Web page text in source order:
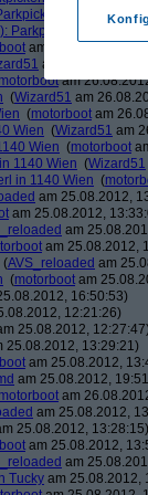
in 1140 Wien
Parkpickerl in 1140
am 26.08.2012,
am 26.08.2012,
motorbootam
(Wizard51 am
(motorboot am
Wien (Wizard51 am
Wien (motorboot
1140 Wien (Wizard51
in 1140 Wien (
am 25.08.2012,
am 25.08.2012,
am
am 25.08.2012,
(AVS_reloaded am
(motorboot am
16:50:53)
12:21:26)
25.08.2012, 12:27:47)
25.08.2012, 13:29:21)
am 25.08.2012,
am 25.08.2012,
motorboot am
am 25.08.2012,
25.08.2012, 13:28:15)
am 25.08.2012,
am
Tucky am 25.08.2012,